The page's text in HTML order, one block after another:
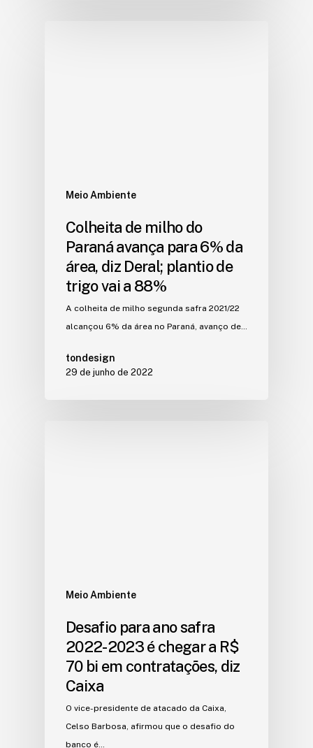
Meio Ambiente
Colheita de milho do
Paraná avança para 6% da
área, diz Deral; plantio de
trigo vai a 88%
A colheita de milho segunda safra 2021/22
alcançou 6% da área no Paraná, avanço de…
tondesign
29 de junho de 2022
Meio Ambiente
Desafio para ano safra
2022-2023 é chegar a R$
70 bi em contratações, diz
Caixa
O vice-presidente de atacado da Caixa,
Celso Barbosa, afirmou que o desafio do
banco é…